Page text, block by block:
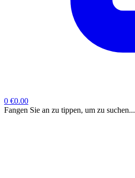
0 €0.00
Fangen Sie an zu tippen, um zu suchen...